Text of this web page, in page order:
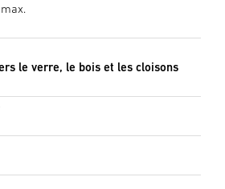
le verre, le bois et les cloisons